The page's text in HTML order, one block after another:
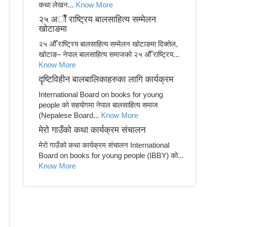
कथा लेखन... Know More
२५ अाैँ राष्ट्रिय बालसाहित्य सम्मेलन
खाेटाङमा
२५ औँ राष्ट्रिय बालसाहित्य सम्मेलन खोटाङमा दिक्तेल,
खोटाङ– नेपाल बालसाहित्य समाजको २५ औँ राष्ट्रिय...
Know More
दृष्टिविहीन बालबालिकाहरुका लागि कार्यक्रम
International Board on books for young
people काे सहयाेगमा नेपाल बालसाहित्य समाज
(Nepalese Board... Know More
मेरो गाउँको कथा कार्यक्रम संचालन
मेरो गाउँको कथा कार्यक्रम संचालन International
Board on books for young people (IBBY) को...
Know More